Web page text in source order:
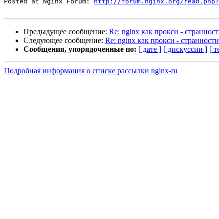
Предыдущее сообщение: Re: nginx как прокси -
Следующее сообщение: Re: nginx как прокси -
Сообщения, упорядоченные по: [ дате ] [ дискуссии ] [
Подробная информация о списке рассылки nginx-ru